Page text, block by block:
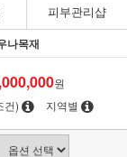
피부관리샵
나목재
원
건) 지역별